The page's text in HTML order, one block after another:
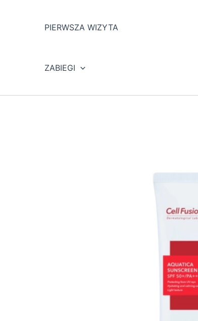
PIERWSZA WIZYTA
ZABIEGI